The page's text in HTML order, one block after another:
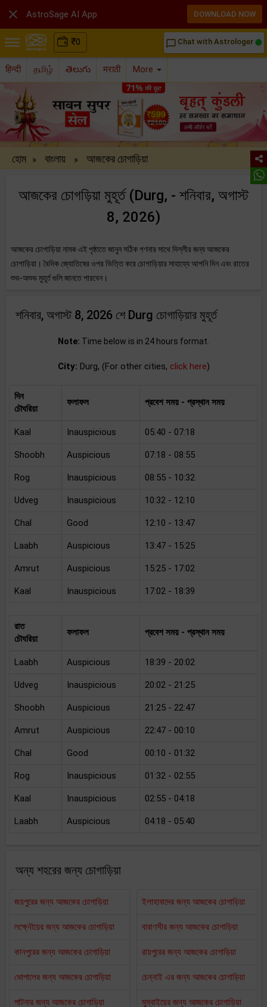
₹0 chat_bubble_outline Chat with Astrologer
हिन्दी தமிழ் తెలుగు मराठी More
হোম » বাংলায় » আজকের চোগাড়িয়া
আজকের চোগড়িয়া মুহূর্ত (Durg, - শনিবার, অগাস্ট
8, 2026)
আজকের চোগাড়িয়া নামক এই পৃষ্ঠাতে জানুন সঠিক গণনার সাথে দিল্লীর জন্য আজকের
চোগাড়িয়া। বৈদিক জ্যোতিষের ওপর ভিত্তি করে চোগাড়িয়ার সাহায্যে আপনি দিন এবং রাতের
শুভ-অশুভ মুহূর্ত গুলি জানতে পারবেন।
শনিবার, অগাস্ট 8, 2026 শে Durg চোগাড়িয়ার মুহূর্ত
Note: Time below is in 24 hours format.
City: Durg, (For other cities, click here)
দিন
চৌঘরিয়া
ফলাফল প্রবেশ সময় - প্রস্থান সময়
Kaal Inauspicious 05:40 - 07:18
Shoobh Auspicious 07:18 - 08:55
Rog Inauspicious 08:55 - 10:32
Udveg Inauspicious 10:32 - 12:10
Chal Good 12:10 - 13:47
Laabh Auspicious 13:47 - 15:25
Amrut Auspicious 15:25 - 17:02
Kaal Inauspicious 17:02 - 18:39
রাত
চৌঘরিয়া
ফলাফল প্রবেশ সময় - প্রস্থান সময়
Laabh Auspicious 18:39 - 20:02
Udveg Inauspicious 20:02 - 21:25
Shoobh Auspicious 21:25 - 22:47
Amrut Auspicious 22:47 - 00:10
Chal Good 00:10 - 01:32
Rog Inauspicious 01:32 - 02:55
Kaal Inauspicious 02:55 - 04:18
Laabh Auspicious 04:18 - 05:40
অন্য শহরের জন্য চোগাড়িয়া
জয়পুরের জন্য আজকের চোগাড়িয়া
লক্ষ্নৌয়ের জন্য আজকের চোগাড়িয়া
কানপুরের জন্য আজকের চোগাড়িয়া
ভোপালের জন্য আজকের চোগাড়িয়া
পাটনার জন্য আজকের চোগাড়িয়া
ইলাহাবাদের জন্য আজকের চোগাড়িয়া
বারাণসীর জন্য আজকের চোগাড়িয়া
রায়পুরের জন্য আজকের চোগাড়িয়া
চেন্নাই এর জন্য আজকের চোগাড়িয়া
মুম্বাইয়ের জন্য আজকের চোগাড়িয়া
 AstroSage AI App DOWNLOAD NOW